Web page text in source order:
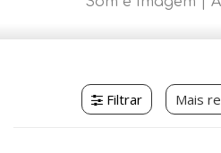
Filtrar